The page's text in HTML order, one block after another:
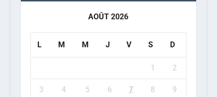
AOÛT 2026
L M M J V S D
1 2
3 4 5 6 7 8 9